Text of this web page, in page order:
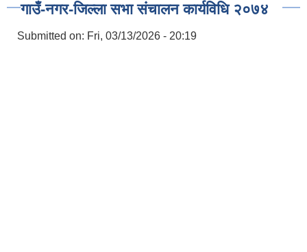
गाउँ-नगर-जिल्ला सभा संचालन कार्यविधि २०७४
Submitted on: Fri, 03/13/2026 - 20:19